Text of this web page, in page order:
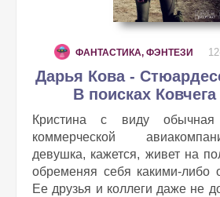
ФАНТАСТИКА, ФЭНТЕЗИ
Дарья Кова -
В поисках
Кристина с виду
коммерческой
девушка, кажется, живет на
обременяя себя какими-либо
Ее друзья и коллеги даже не